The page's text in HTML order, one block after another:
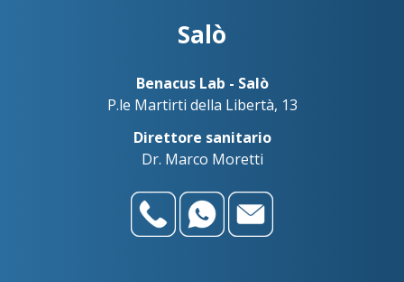
Salò
Benacus Lab - Salò
P.le Martirti della Libertà, 13
Direttore sanitario
Dr. Marco Moretti